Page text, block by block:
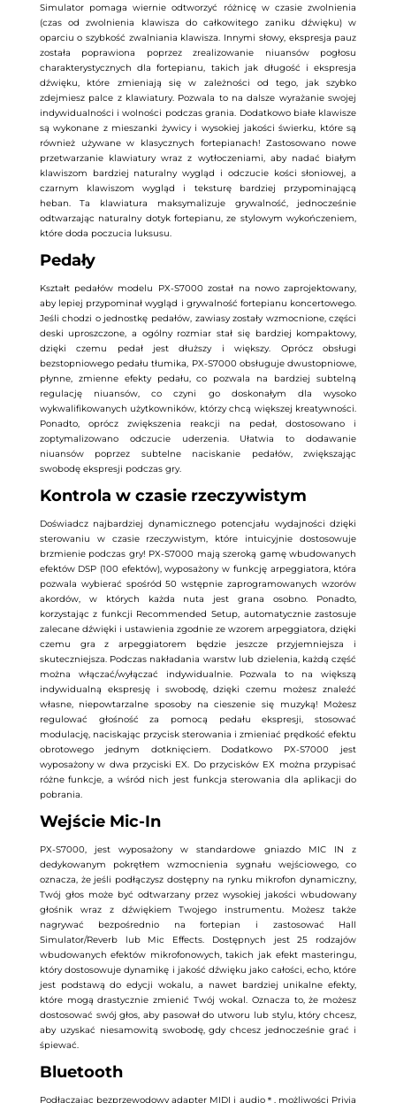
Simulator pomaga wiernie odtworzyć różnicę w czasie zwolnienia
(czas od zwolnienia klawisza do całkowitego zaniku dźwięku) w
oparciu o szybkość zwalniania klawisza. Innymi słowy, ekspresja pauz
została poprawiona poprzez zrealizowanie niuansów pogłosu
charakterystycznych dla fortepianu, takich jak długość i ekspresja
dźwięku, które zmieniają się w zależności od tego, jak szybko
zdejmiesz palce z klawiatury. Pozwala to na dalsze wyrażanie swojej
indywidualności i wolności podczas grania. Dodatkowo białe klawisze
są wykonane z mieszanki żywicy i wysokiej jakości świerku, które są
również używane w klasycznych fortepianach! Zastosowano nowe
przetwarzanie klawiatury wraz z wytłoczeniami, aby nadać białym
klawiszom bardziej naturalny wygląd i odczucie kości słoniowej, a
czarnym klawiszom wygląd i teksturę bardziej przypominającą
heban. Ta klawiatura maksymalizuje grywalność, jednocześnie
odtwarzając naturalny dotyk fortepianu, ze stylowym wykończeniem,
które doda poczucia luksusu.
Pedały
Kształt pedałów modelu PX-S7000 został na nowo zaprojektowany,
aby lepiej przypominał wygląd i grywalność fortepianu koncertowego.
Jeśli chodzi o jednostkę pedałów, zawiasy zostały wzmocnione, części
deski uproszczone, a ogólny rozmiar stał się bardziej kompaktowy,
dzięki czemu pedał jest dłuższy i większy. Oprócz obsługi
bezstopniowego pedału tłumika, PX-S7000 obsługuje dwustopniowe,
płynne, zmienne efekty pedału, co pozwala na bardziej subtelną
regulację niuansów, co czyni go doskonałym dla wysoko
wykwalifikowanych użytkowników, którzy chcą większej kreatywności.
Ponadto, oprócz zwiększenia reakcji na pedał, dostosowano i
zoptymalizowano odczucie uderzenia. Ułatwia to dodawanie
niuansów poprzez subtelne naciskanie pedałów, zwiększając
swobodę ekspresji podczas gry.
Kontrola w czasie rzeczywistym
Doświadcz najbardziej dynamicznego potencjału wydajności dzięki
sterowaniu w czasie rzeczywistym, które intuicyjnie dostosowuje
brzmienie podczas gry! PX-S7000 mają szeroką gamę wbudowanych
efektów DSP (100 efektów), wyposażony w funkcję arpeggiatora, która
pozwala wybierać spośród 50 wstępnie zaprogramowanych wzorów
akordów, w których każda nuta jest grana osobno. Ponadto,
korzystając z funkcji Recommended Setup, automatycznie zastosuje
zalecane dźwięki i ustawienia zgodnie ze wzorem arpeggiatora, dzięki
czemu gra z arpeggiatorem będzie jeszcze przyjemniejsza i
skuteczniejsza. Podczas nakładania warstw lub dzielenia, każdą część
można włączać/wyłączać indywidualnie. Pozwala to na większą
indywidualną ekspresję i swobodę, dzięki czemu możesz znaleźć
własne, niepowtarzalne sposoby na cieszenie się muzyką! Możesz
regulować głośność za pomocą pedału ekspresji, stosować
modulację, naciskając przycisk sterowania i zmieniać prędkość efektu
obrotowego jednym dotknięciem. Dodatkowo PX-S7000 jest
wyposażony w dwa przyciski EX. Do przycisków EX można przypisać
różne funkcje, a wśród nich jest funkcja sterowania dla aplikacji do
pobrania.
Wejście Mic-In
PX-S7000, jest wyposażony w standardowe gniazdo MIC IN z
dedykowanym pokrętłem wzmocnienia sygnału wejściowego, co
oznacza, że ​​jeśli podłączysz dostępny na rynku mikrofon dynamiczny,
Twój głos może być odtwarzany przez wysokiej jakości wbudowany
głośnik wraz z dźwiękiem Twojego instrumentu. Możesz także
nagrywać bezpośrednio na fortepian i zastosować Hall
Simulator/Reverb lub Mic Effects. Dostępnych jest 25 rodzajów
wbudowanych efektów mikrofonowych, takich jak efekt masteringu,
który dostosowuje dynamikę i jakość dźwięku jako całości, echo, które
jest podstawą do edycji wokalu, a nawet bardziej unikalne efekty,
które mogą drastycznie zmienić Twój wokal. Oznacza to, że możesz
dostosować swój głos, aby pasował do utworu lub stylu, który chcesz,
aby uzyskać niesamowitą swobodę, gdy chcesz jednocześnie grać i
śpiewać.
Bluetooth
Podłączając bezprzewodowy adapter MIDI i audio＊, możliwości Privia